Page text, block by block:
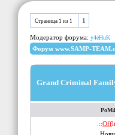
Страница 1 из 1 1
Модератор форума: y4eHuK
Форум www.SAMP-
Grand Criminal
.::Off